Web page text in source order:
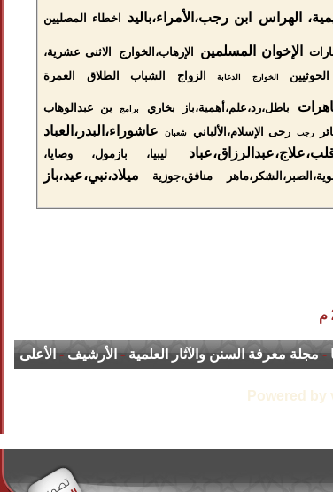
الهراس ابن رجب،الأمراء،باليد اخطاء المصليين
الإخوان المسلمين الإرهاب،الخوارج
الاثنى عشرية،
الحوثيين الخوارج الدعابة الزواج الشباب الطلاق العمرة
باطل،رد،علم،أهمية،باز بخاري برامج بن عبدالوهاب
رجب رحى الإسلام،الألباني شعبان عاشوراء،البدر،العباد
ليبيا، بازمول، وصايا،
منافق،جوزية
ميلاد،نبي،عيد،باز
-مجلة معرفة السنن والآثار العلمية-الأرشيف-الأعلى
Powered